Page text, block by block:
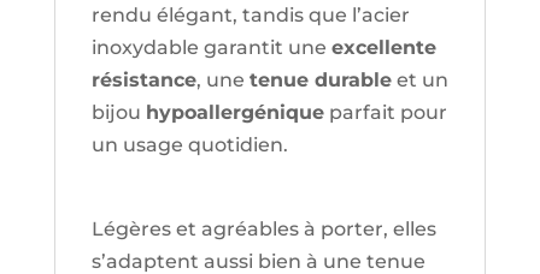
rendu élégant, tandis que l’acier
inoxydable garantit une excellente
résistance, une tenue durableet un
bijou hypoallergéniqueparfait pour
un usage quotidien.
Légères et agréables à porter, elles
s’adaptent aussi bien à une tenue